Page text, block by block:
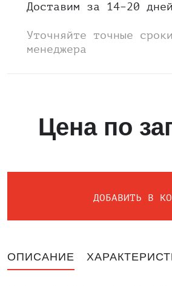
Доставим за 14–20 дней
Уточняйте точные
менеджера
Цена по
ДОБАВИТЬ В
ОПИСАНИЕ